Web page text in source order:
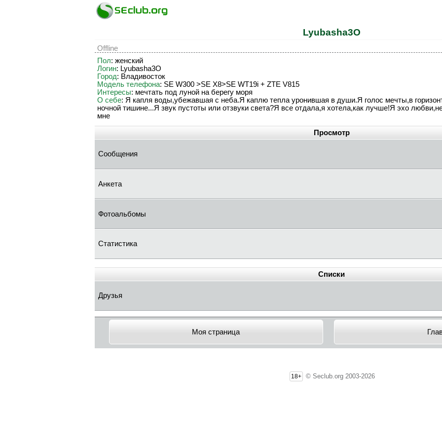
Lyubasha3O
Offline
Пол: женский
Логин: Lyubasha3O
Город: Владивосток
Модель телефона: SE W300 >SE Х8>SE WT19i + ZTE V815
Интересы: мечтать под луной на берегу моря
О себе: Я капля воды,убежавшая с неба.Я каплю тепла уронившая в души.Я голос мечты,в
ночной тишине...Я звук пустоты или отзвуки света?Я все отдала,я хотела,как лучше!Я эхо
мне
Просмотр
Сообщения
Анкета
Фотоальбомы
Статистика
Списки
Друзья
Моя страница
18+ © Seclub.org 2003-2026